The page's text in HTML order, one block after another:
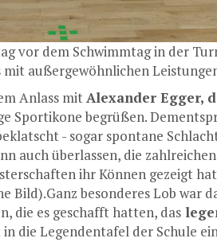
vor dem Schwimmtag in der
außergewöhnlichen
Anlass mitAlexander Egger,
Sportikone begrüßen.
- sogar spontane
auch überlassen, die
ihr Können gezeigt
Bild).Ganz besonderes Lob war
die es geschafft hatten, das
die Legendentafel der Schule